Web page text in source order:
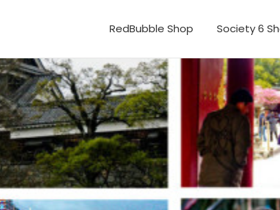
RedBubble Shop Society 6